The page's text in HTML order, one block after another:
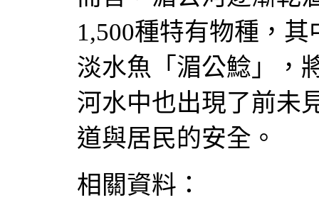
1,500種特有物種，
淡水魚「湄公鯰」，
河水中也出現了前未
道與居民的安全。
相關資料：